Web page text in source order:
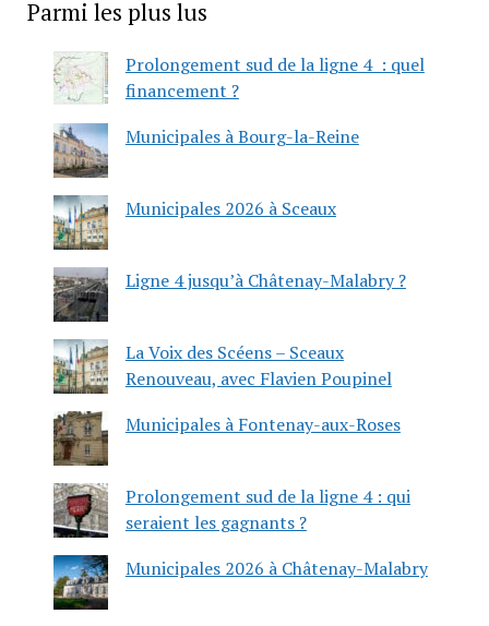
Parmi les plus lus
Prolongement sud de la ligne 4 : quel
financement ?
Municipales à Bourg-la-Reine
Municipales 2026 à Sceaux
Ligne 4 jusqu’à Châtenay-Malabry ?
La Voix des Scéens – Sceaux
Renouveau, avec Flavien Poupinel
Municipales à Fontenay-aux-Roses
Prolongement sud de la ligne 4 : qui
seraient les gagnants ?
Municipales 2026 à Châtenay-Malabry